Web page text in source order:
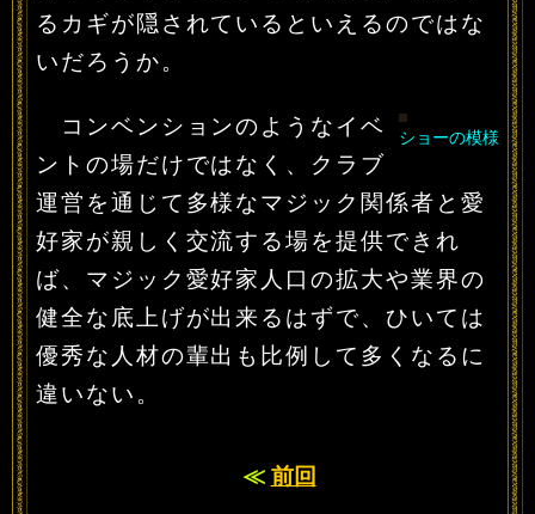
るカギが隠されているといえるのではな
いだろうか。
ショーの模様
コンベンションのようなイベ
ントの場だけではなく、クラブ
運営を通じて多様なマジック関係者と愛
好家が親しく交流する場を提供できれ
ば、マジック愛好家人口の拡大や業界の
健全な底上げが出来るはずで、ひいては
優秀な人材の輩出も比例して多くなるに
違いない。
≪ 前回